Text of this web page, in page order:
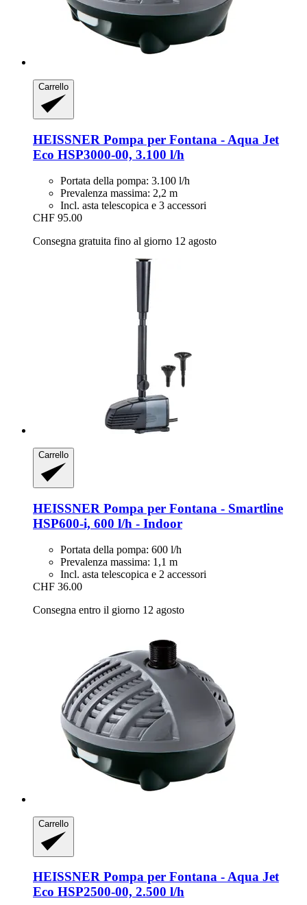
Carrello
HEISSNER Pompa per Fontana -​ Aqua Jet
Eco HSP3000-​00, 3.100 l/h
Portata della pompa: 3.100 l/h
Prevalenza massima: 2,2 m
Incl. asta telescopica e 3 accessori
CHF 95.00
Consegna gratuita fino al giorno 12 agosto
Carrello
HEISSNER Pompa per Fontana -​ Smartline
HSP600-​i, 600 l/h -​ Indoor
Portata della pompa: 600 l/h
Prevalenza massima: 1,1 m
Incl. asta telescopica e 2 accessori
CHF 36.00
Consegna entro il giorno 12 agosto
Carrello
HEISSNER Pompa per Fontana -​ Aqua Jet
Eco HSP2500-​00, 2.500 l/h